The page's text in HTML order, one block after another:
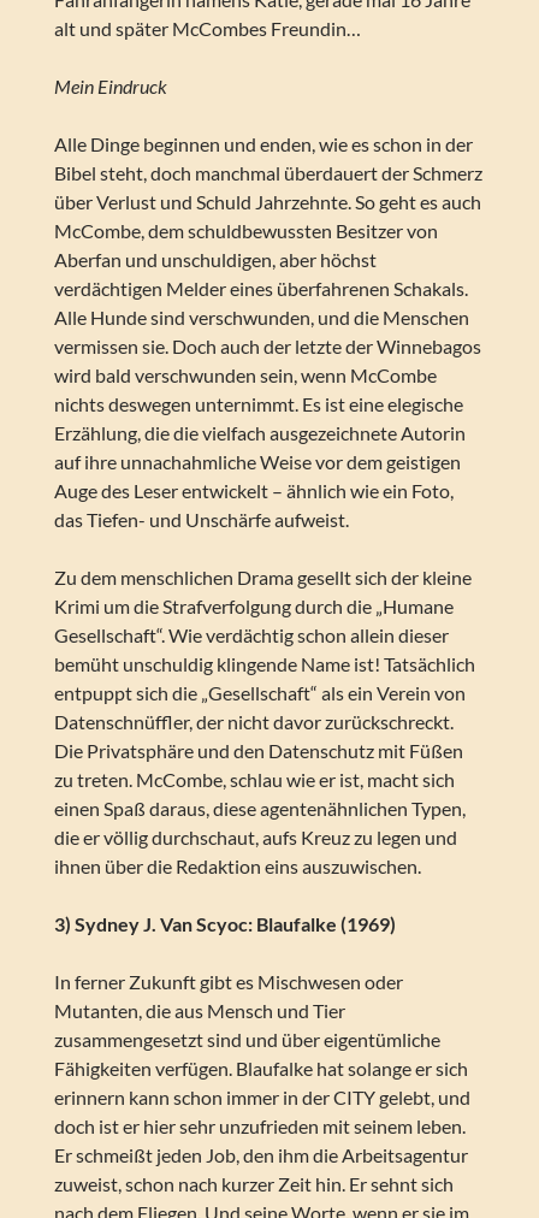
alt und später McCombes Freundin…
Mein Eindruck
Alle Dinge beginnen und enden, wie es schon in der
Bibel steht, doch manchmal überdauert der Schmerz
über Verlust und Schuld Jahrzehnte. So geht es auch
McCombe, dem schuldbewussten Besitzer von
Aberfan und unschuldigen, aber höchst
verdächtigen Melder eines überfahrenen Schakals.
Alle Hunde sind verschwunden, und die Menschen
vermissen sie. Doch auch der letzte der Winnebagos
wird bald verschwunden sein, wenn McCombe
nichts deswegen unternimmt. Es ist eine elegische
Erzählung, die die vielfach ausgezeichnete Autorin
auf ihre unnachahmliche Weise vor dem geistigen
Auge des Leser entwickelt – ähnlich wie ein Foto,
das Tiefen- und Unschärfe aufweist.
Zu dem menschlichen Drama gesellt sich der kleine
Krimi um die Strafverfolgung durch die „Humane
Gesellschaft“. Wie verdächtig schon allein dieser
bemüht unschuldig klingende Name ist! Tatsächlich
entpuppt sich die „Gesellschaft“ als ein Verein von
Datenschnüffler, der nicht davor zurückschreckt.
Die Privatsphäre und den Datenschutz mit Füßen
zu treten. McCombe, schlau wie er ist, macht sich
einen Spaß daraus, diese agentenähnlichen Typen,
die er völlig durchschaut, aufs Kreuz zu legen und
ihnen über die Redaktion eins auszuwischen.
3) Sydney J. Van Scyoc: Blaufalke (1969)
In ferner Zukunft gibt es Mischwesen oder
Mutanten, die aus Mensch und Tier
zusammengesetzt sind und über eigentümliche
Fähigkeiten verfügen. Blaufalke hat solange er sich
erinnern kann schon immer in der CITY gelebt, und
doch ist er hier sehr unzufrieden mit seinem leben.
Er schmeißt jeden Job, den ihm die Arbeitsagentur
zuweist, schon nach kurzer Zeit hin. Er sehnt sich
nach dem Fliegen. Und seine Worte, wenn er sie im